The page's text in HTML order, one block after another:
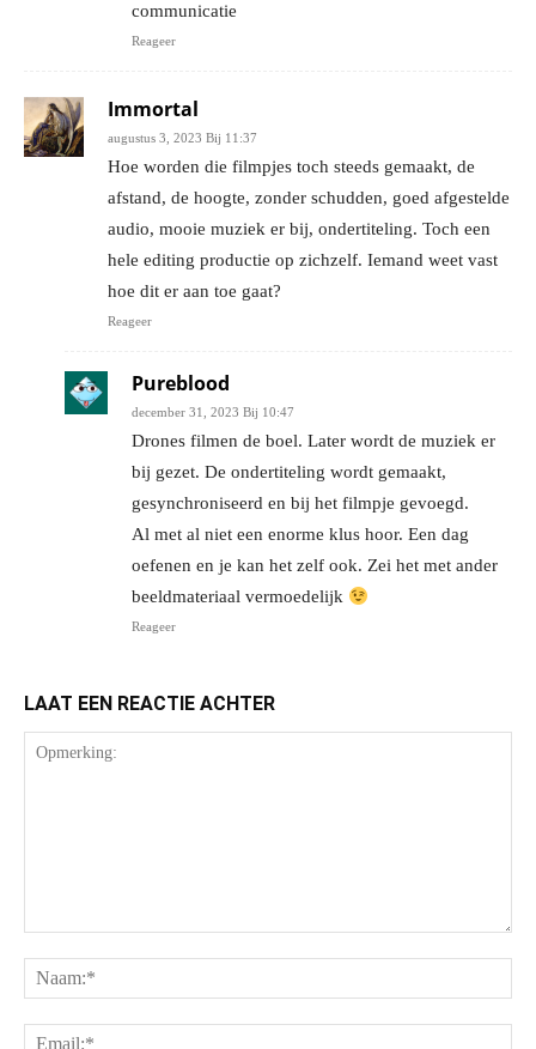
communicatie
Reageer
Immortal
augustus 3, 2023 Bij 11:37
Hoe worden die filmpjes toch steeds gemaakt, de
afstand, de hoogte, zonder schudden, goed afgestelde
audio, mooie muziek er bij, ondertiteling. Toch een
hele editing productie op zichzelf. Iemand weet vast
hoe dit er aan toe gaat?
Reageer
Pureblood
december 31, 2023 Bij 10:47
Drones filmen de boel. Later wordt de muziek er
bij gezet. De ondertiteling wordt gemaakt,
gesynchroniseerd en bij het filmpje gevoegd.
Al met al niet een enorme klus hoor. Een dag
oefenen en je kan het zelf ook. Zei het met ander
beeldmateriaal vermoedelijk
Reageer
LAAT EEN REACTIE ACHTER